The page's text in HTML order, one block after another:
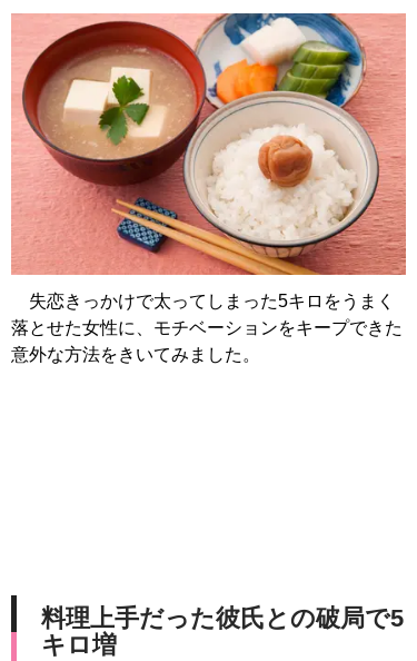
失恋きっかけで太ってしまった5キロをうまく
落とせた女性に、モチベーションをキープできた
意外な方法をきいてみました。
料理上手だった彼氏との破局で5
キロ増